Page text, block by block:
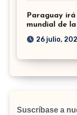
Paraguay
mundial de
26 julio,
Suscríbase a